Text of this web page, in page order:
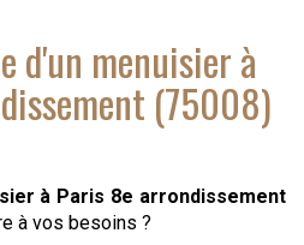
d'un menuisierà
(75008)
à Paris 8e arrondissement
à vos besoins ?